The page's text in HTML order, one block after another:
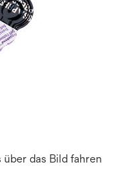
das Bild fahren